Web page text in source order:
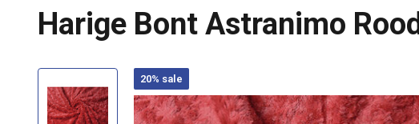
Harige Bont Astranimo Rood
20% sale